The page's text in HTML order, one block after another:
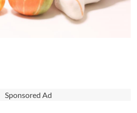
Sponsored Ad